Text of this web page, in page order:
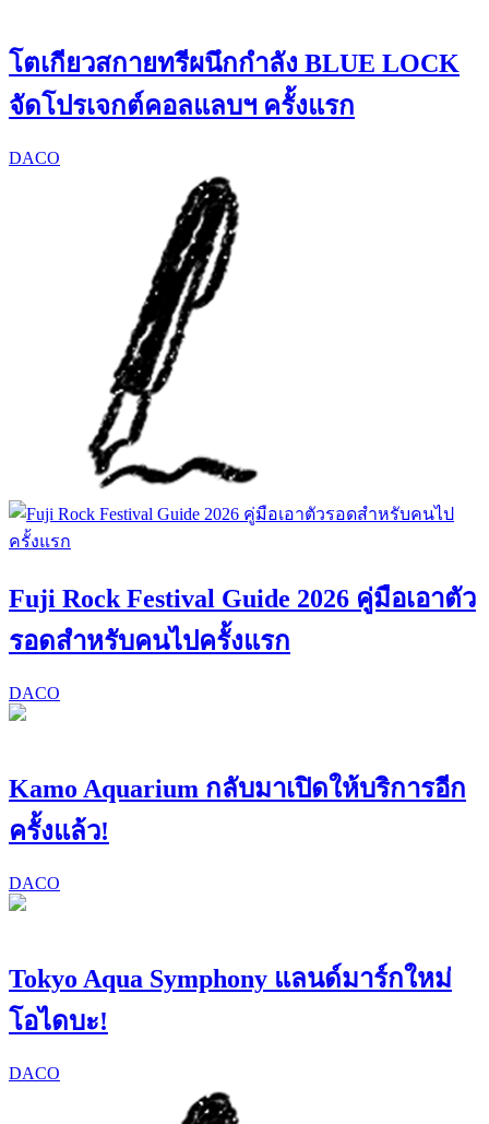
โตเกียวสกายทรีผนึกกำลัง BLUE LOCK
จัดโปรเจกต์คอลแลบฯ ครั้งแรก
DACO
Fuji Rock Festival Guide 2026 คู่มือเอาตัว
รอดสำหรับคนไปครั้งแรก
DACO
Kamo Aquarium กลับมาเปิดให้บริการอีก
ครั้งแล้ว!
DACO
Tokyo Aqua Symphony แลนด์มาร์กใหม่
โอไดบะ!
DACO